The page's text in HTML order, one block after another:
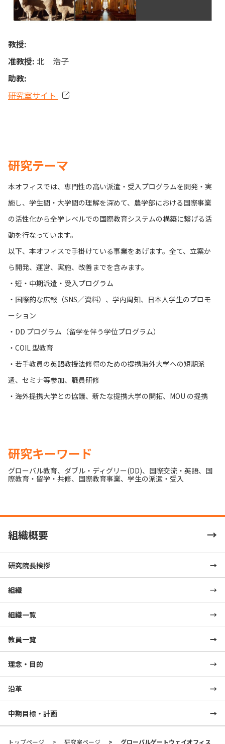
組織概要
研究院長挨拶
組織
組織一覧
教員一覧
理念・目的
沿革
中期目標・計画
教授:
准教授: 北 浩子
助教:
研究室サイト
研究テーマ
本オフィスでは、専門性の高い派遣・受入プログラムを開発・実
施し、学生間・大学間の理解を深めて、農学部における国際事業
の活性化から全学レベルでの国際教育システムの構築に繋げる活
動を行なっています。
以下、本オフィスで手掛けている事業をあげます。全て、立案か
ら開発、運営、実施、改善までを含みます。
・短・中期派遣・受入プログラム
・国際的な広報（SNS／資料）、学内周知、日本人学生のプロモ
ーション
・DD プログラム（留学を伴う学位プログラム）
・COIL 型教育
・若手教員の英語教授法修得のための提携海外大学への短期派
遣、セミナ等参加、職員研修
・海外提携大学との協議、新たな提携大学の開拓、MOU の提携
研究キーワード
グローバル教育、 ダブル・ディグリー(DD)、 国際交流・英語、 国
際教育・留学・共修、 国際教育事業、 学生の派遣・受入
トップページ 研究室ページ グローバルゲートウェイオフィス